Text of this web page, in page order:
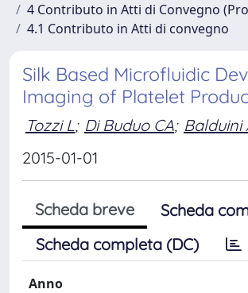
4 Contributo in Atti di Convegno
4.1 Contributo in Atti di convegno
Silk Based Microfluidic
Imaging of Platelet
Tozzi L; Di Buduo CA; Balduini
2015-01-01
Scheda breve
Scheda
Scheda completa (DC)
Anno